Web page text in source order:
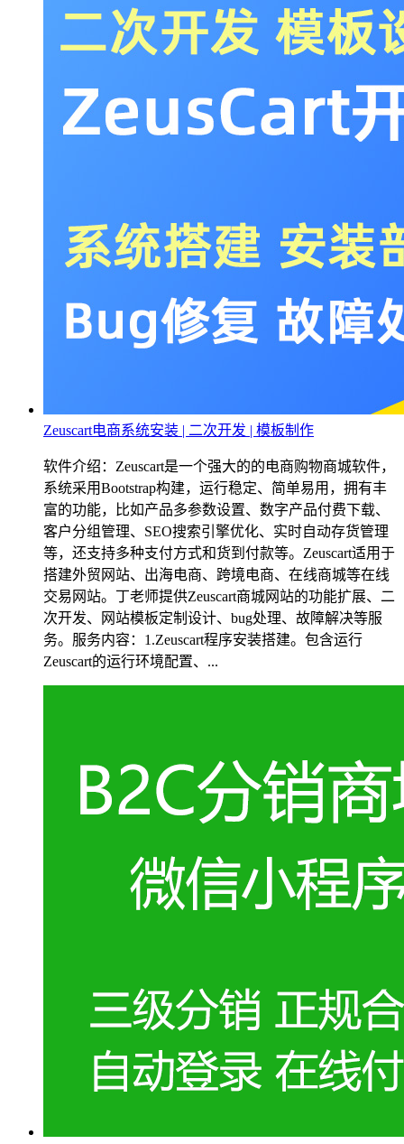
Zeuscart电商系统安装 | 二次开发 | 模板制作
软件介绍：Zeuscart是一个强大的的电商购物商城软件，
系统采用Bootstrap构建，运行稳定、简单易用，拥有丰
富的功能，比如产品多参数设置、数字产品付费下载、
客户分组管理、SEO搜索引擎优化、实时自动存货管理
等，还支持多种支付方式和货到付款等。Zeuscart适用于
搭建外贸网站、出海电商、跨境电商、在线商城等在线
交易网站。丁老师提供Zeuscart商城网站的功能扩展、二
次开发、网站模板定制设计、bug处理、故障解决等服
务。服务内容：1.Zeuscart程序安装搭建。包含运行
Zeuscart的运行环境配置、...